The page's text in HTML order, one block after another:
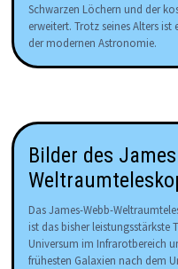
Schwarzen Löchern und der
erweitert. Trotz seines Alters
der modernen Astronomie.
Bilder des
Das James-Webb-
ist das bisher leistungsstärkste
Universum im Infrarotbereich
frühesten Galaxien nach dem